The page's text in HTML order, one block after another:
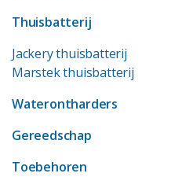
Thuisbatterij
Jackery thuisbatterij
Marstek thuisbatterij
Waterontharders
Gereedschap
Toebehoren